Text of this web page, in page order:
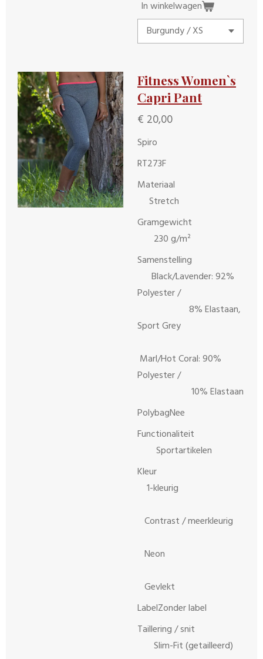
In winkelwagen
Fitness Women`s
Capri Pant
€ 20,00
Spiro
RT273F
Materiaal
Stretch
Gramgewicht
230 g/m²
Samenstelling
Black/Lavender: 92%
Polyester /
8% Elastaan,
Sport Grey
Marl/Hot Coral: 90%
Polyester /
10% Elastaan
PolybagNee
Functionaliteit
Sportartikelen
Kleur
1-kleurig
Contrast / meerkleurig
Neon
Gevlekt
LabelZonder label
Taillering / snit
Slim-Fit (getailleerd)